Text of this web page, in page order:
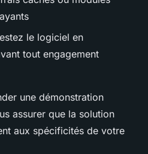
le logiciel en
tout engagement
une démonstration
assurer que la solution
aux spécificités de votre